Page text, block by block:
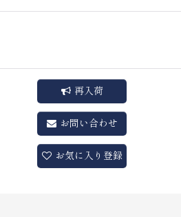
再入荷
お問い合わせ
お気に入り登録